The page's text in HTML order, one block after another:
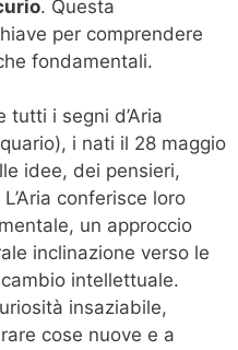
. Questa
per comprendere
fondamentali.
tutti i segni d’Aria
i nati il 28 maggio
idee, dei pensieri,
conferisce loro
un approccio
inclinazione verso le
intellettuale.
insaziabile,
cose nuove e a